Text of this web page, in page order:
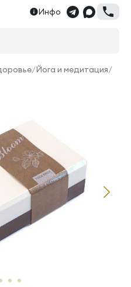
Инфо
/Йога и медитация/